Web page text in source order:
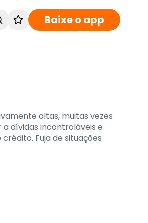
Baixe o app
altas, muitas vezes
dívidas incontroláveis e
Fuja de situações